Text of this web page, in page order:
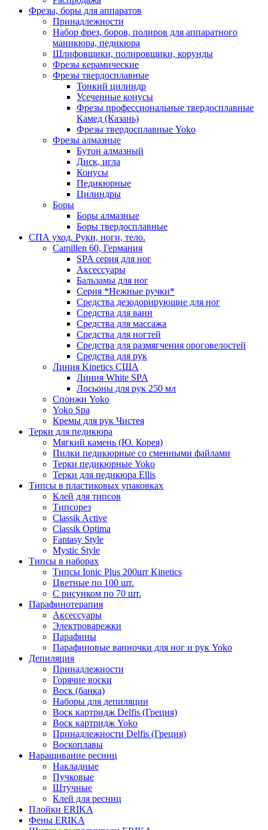
Фрезы, боры для аппаратов
Принадлежности
Набор фрез, боров, полиров для аппаратного
маникюра, педикюра
Шлифовщики, полировщики, корунды
Фрезы керамические
Фрезы твердосплавные
Тонкий цилиндр
Усеченные конусы
Фрезы профессиональные твердосплавные
Камед (Казань)
Фрезы твердосплавные Yoko
Фрезы алмазные
Бутон алмазный
Диск, игла
Конусы
Педикюрные
Цилиндры
Боры
Боры алмазные
Боры твердосплавные
СПА уход. Руки, ноги, тело.
Camillen 60, Германия
SPA серия для ног
Аксессуары
Бальзамы для ног
Серия *Нежные ручки*
Средства дезодорирующие для ног
Средства для ванн
Средства для массажа
Средства для ногтей
Средства для размягчения ороговелостей
Средства для рук
Линия Kinetics США
Линия White SPA
Лосьоны для рук 250 мл
Спонжи Yoko
Yoko Spa
Кремы для рук Чистея
Терки для педикюра
Мягкий камень (Ю. Корея)
Пилки педикюрные со сменными файлами
Терки педикюрные Yoko
Терки для педикюра Ellis
Типсы в пластиковых упаковках
Клей для типсов
Типсорез
Classik Active
Classik Optima
Fantasy Style
Mystic Style
Типсы в наборах
Типсы Ionic Plus 200шт Kinetics
Цветные по 100 шт.
С рисунком по 70 шт.
Парафинотерапия
Аксессуары
Электроварежки
Парафины
Парафиновые ванночки для ног и рук Yoko
Депиляция
Принадлежности
Горячие воски
Воск (банка)
Наборы для депиляции
Воск картридж Delfis (Греция)
Воск картридж Yoko
Принадлежности Delfis (Греция)
Воскоплавы
Наращивание ресниц
Накладные
Пучковые
Штучные
Клей для ресниц
Плойки ERIKA
Фены ERIKA